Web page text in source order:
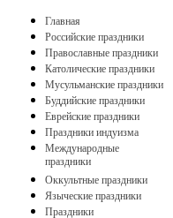
Главная
Российские праздники
Православные праздники
Католические праздники
Мусульманские праздники
Буддийские праздники
Еврейские праздники
Праздники индуизма
Международные
праздники
Оккультные праздники
Языческие праздники
Праздники